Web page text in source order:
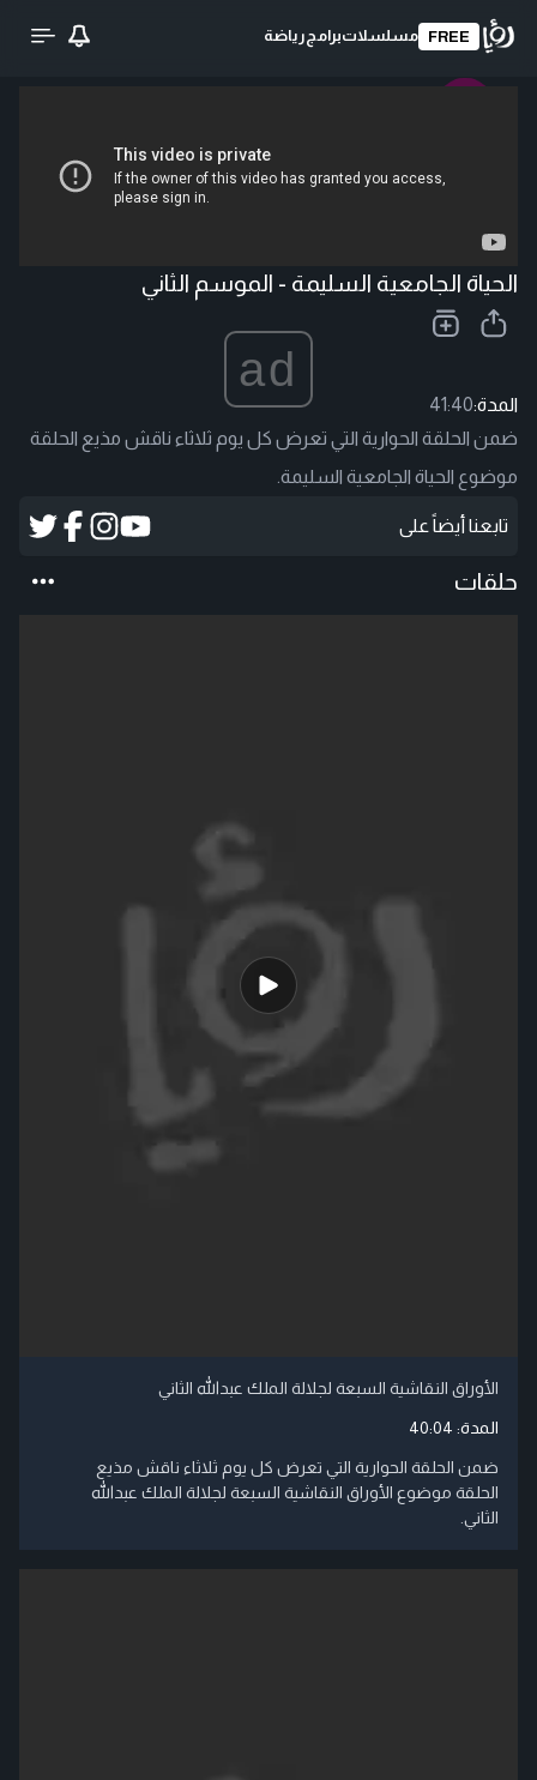
FREE مسلسلاتبرامج رياضة
الحياة الجامعية السليمة - الموسم الثاني
ad
المدة:41:40
ضمن الحلقة الحوارية التي تعرض كل يوم ثلاثاء ناقش مذيع الحلقة
موضوع الحياة الجامعية السليمة.
تابعنا أيضاً على
حلقات
الأوراق النقاشية السبعة لجلالة الملك عبدالله الثاني
المدة: 40:04
ضمن الحلقة الحوارية التي تعرض كل يوم ثلاثاء ناقش مذيع
الحلقة موضوع الأوراق النقاشية السبعة لجلالة الملك عبدالله
الثاني.